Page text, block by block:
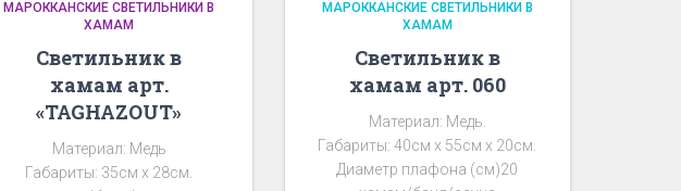
МАРОККАНСКИЕ СВЕТИЛЬНИКИ В
ХАМАМ
Светильник в
хамам арт.
«TAGHAZOUT»
Материал: Медь
Габариты: 35см х 28см.
МАРОККАНСКИЕ СВЕТИЛЬНИКИ В
ХАМАМ
Светильник в
хамам арт. 060
Материал: Медь.
Габариты: 40см х 55см х 20см.
Диаметр плафона (см)20